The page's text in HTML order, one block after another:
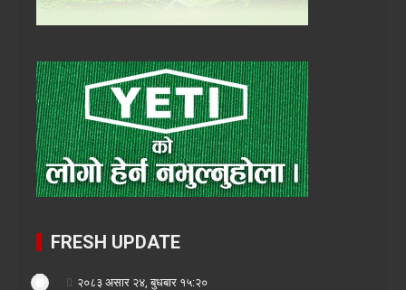
FRESH UPDATE
२०८३ असार २४, बुधबार १५:२०